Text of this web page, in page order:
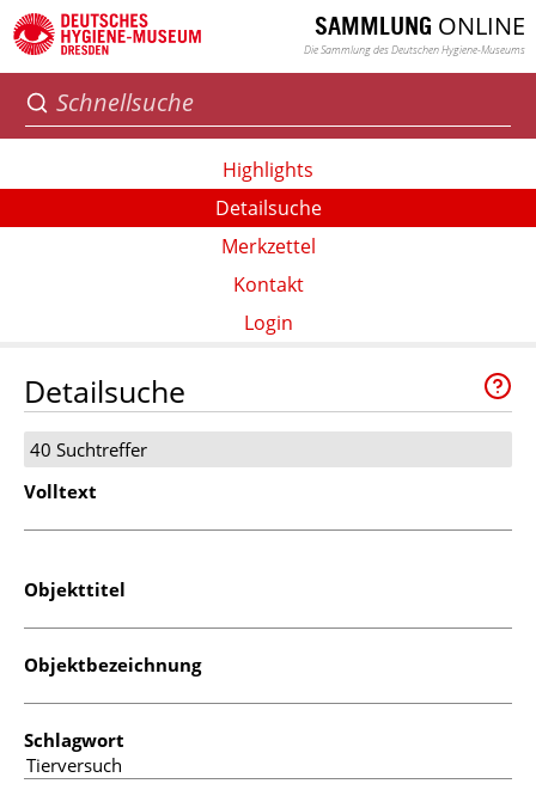
SAMMLUNG ONLINE
Die Sammlung des Deutschen Hygiene-Museums
Highlights
Detailsuche
Merkzettel
Kontakt
Login
Detailsuche
40 Suchtreffer
Volltext
Objekttitel
Objektbezeichnung
Schlagwort